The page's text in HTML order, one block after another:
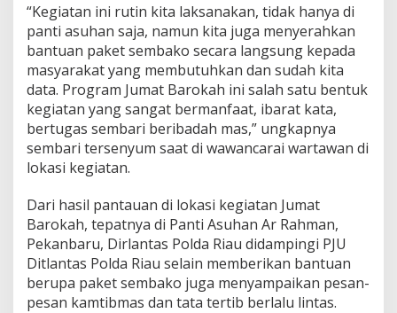
l
a
m
R
a
n
g
k
a
C
l
i
n
g
S
y
s
“Kegiatan ini rutin kita laksanakan, tidak hanya di
panti asuhan saja, namun kita juga menyerahkan
bantuan paket sembako secara langsung kepada
masyarakat yang membutuhkan dan sudah kita
data. Program Jumat Barokah ini salah satu bentuk
kegiatan yang sangat bermanfaat, ibarat kata,
bertugas sembari beribadah mas,” ungkapnya
sembari tersenyum saat di wawancarai wartawan di
lokasi kegiatan.
Dari hasil pantauan di lokasi kegiatan Jumat
Barokah, tepatnya di Panti Asuhan Ar Rahman,
Pekanbaru, Dirlantas Polda Riau didampingi PJU
Ditlantas Polda Riau selain memberikan bantuan
berupa paket sembako juga menyampaikan pesan-
pesan kamtibmas dan tata tertib berlalu lintas.